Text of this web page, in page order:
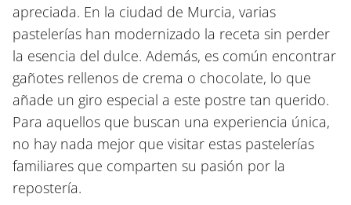
apreciada. En la ciudad de Murcia, varias
pastelerías han modernizado la receta sin perder
la esencia del dulce. Además, es común encontrar
gañotes rellenos de crema o chocolate, lo que
añade un giro especial a este postre tan querido.
Para aquellos que buscan una experiencia única,
no hay nada mejor que visitar estas pastelerías
familiares que comparten su pasión por la
repostería.